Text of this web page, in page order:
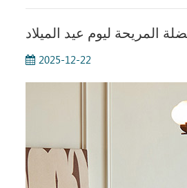
2025-12-22